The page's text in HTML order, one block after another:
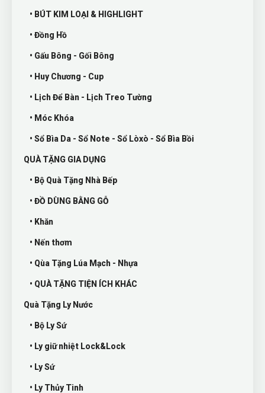
• BÚT KIM LOẠI & HIGHLIGHT
• Đồng Hồ
• Gấu Bông - Gối Bông
• Huy Chương - Cup
• Lịch Để Bàn - Lịch Treo Tường
• Móc Khóa
• Sổ Bìa Da - Sổ Note - Sổ Lòxò - Sổ Bìa Bồi
QUÀ TẶNG GIA DỤNG
• Bộ Quà Tặng Nhà Bếp
• ĐỒ DÙNG BẰNG GỖ
• Khăn
• Nến thơm
• Qùa Tặng Lúa Mạch - Nhựa
• QUÀ TẶNG TIỆN ÍCH KHÁC
Quà Tặng Ly Nước
• Bộ Ly Sứ
• Ly giữ nhiệt Lock&Lock
• Ly Sứ
• Ly Thủy Tinh